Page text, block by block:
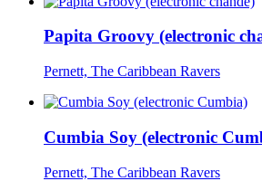
Papita Groovy (electronic
Pernett, The Caribbean Ravers
Cumbia Soy (electronic
Pernett, The Caribbean Ravers